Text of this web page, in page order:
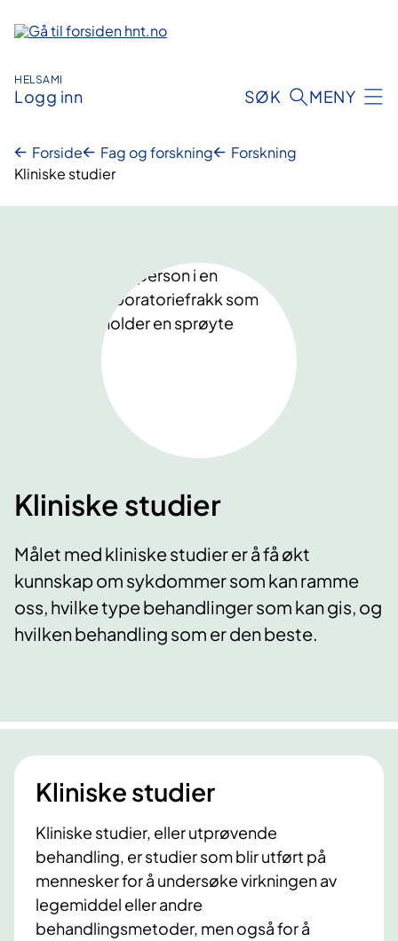
innhold
HELSAMI
Logg inn SØK MENY
Forside Fag og forskning
Forskning
Kliniske studier
Kliniske studier
Målet med kliniske studier er å få økt
kunnskap om sykdommer som kan ramme
oss, hvilke type behandlinger som kan gis, og
hvilken behandling som er den beste.
Kliniske studier
Kliniske studier, eller utprøvende
behandling, er studier som blir utført på
mennesker for å undersøke virkningen av
legemiddel eller andre
behandlingsmetoder, men også for å